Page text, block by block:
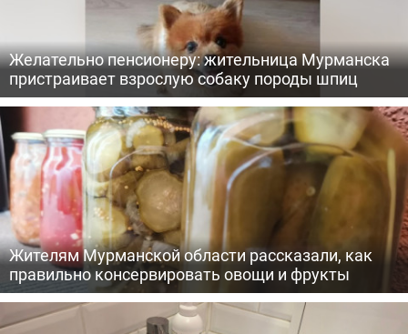
Желательно пенсионеру: жительница Мурманска
пристраивает взрослую собаку породы шпиц
Жителям Мурманской области рассказали, как
правильно консервировать овощи и фрукты